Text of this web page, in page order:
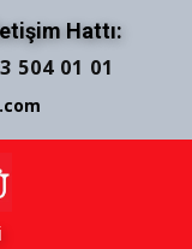
Hattı:
504 01 01